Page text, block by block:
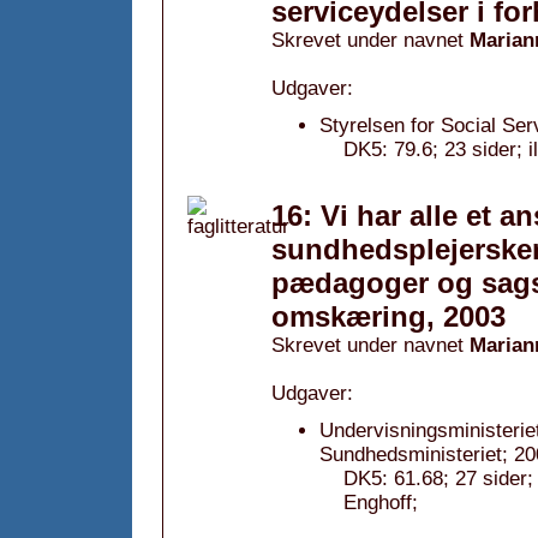
serviceydelser i
Skrevet under navnet
Udgaver:
Styrelsen for Social
DK5: 79.6; 23 sider;
16: Vi har alle et
pædagoger og
omskæring, 2003
Skrevet under navnet
Udgaver:
Sundhedsministeriet;
DK5: 61.68; 27
Enghoff;